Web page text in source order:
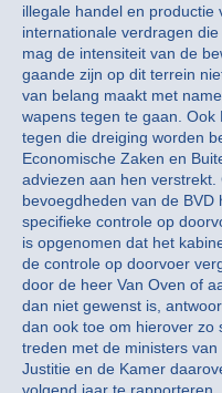
illegale handel en productie
internationale verdragen
mag de intensiteit van de
gaande zijn op dit terrein
van belang maakt met
wapens tegen te gaan.
tegen die dreiging worden
Economische Zaken en
adviezen aan hen
bevoegdheden van de
specifieke controle op
is opgenomen dat het
de controle op doorvoer
door de heer Van Oven of
dan niet gewenst is,
dan ook toe om hierover zo
treden met de ministers
Justitie en de Kamer
volgend jaar te rapporteren.